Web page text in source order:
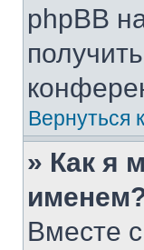
phpBB
Вернуться
» Как я
Вместе